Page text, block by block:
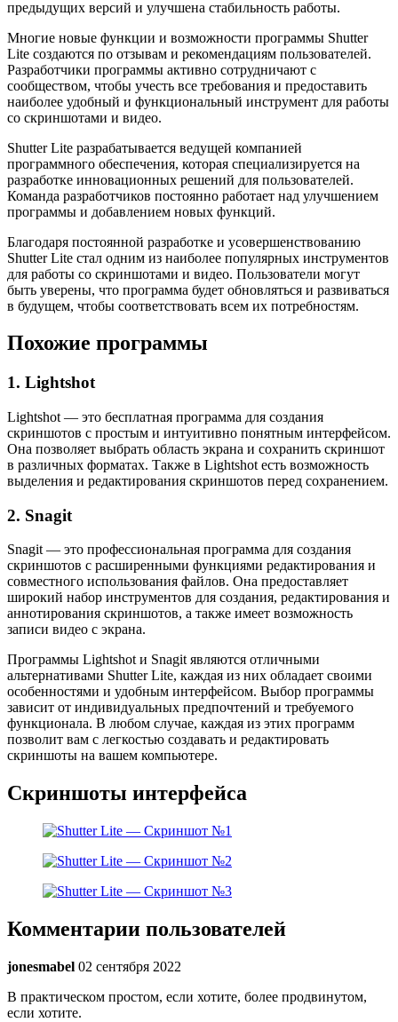
предыдущих версий и улучшена стабильность работы.
Многие новые функции и возможности программы Shutter
Lite создаются по отзывам и рекомендациям пользователей.
Разработчики программы активно сотрудничают с
сообществом, чтобы учесть все требования и предоставить
наиболее удобный и функциональный инструмент для работы
со скриншотами и видео.
Shutter Lite разрабатывается ведущей компанией
программного обеспечения, которая специализируется на
разработке инновационных решений для пользователей.
Команда разработчиков постоянно работает над улучшением
программы и добавлением новых функций.
Благодаря постоянной разработке и усовершенствованию
Shutter Lite стал одним из наиболее популярных инструментов
для работы со скриншотами и видео. Пользователи могут
быть уверены, что программа будет обновляться и развиваться
в будущем, чтобы соответствовать всем их потребностям.
Похожие программы
1. Lightshot
Lightshot — это бесплатная программа для создания
скриншотов с простым и интуитивно понятным интерфейсом.
Она позволяет выбрать область экрана и сохранить скриншот
в различных форматах. Также в Lightshot есть возможность
выделения и редактирования скриншотов перед сохранением.
2. Snagit
Snagit — это профессиональная программа для создания
скриншотов с расширенными функциями редактирования и
совместного использования файлов. Она предоставляет
широкий набор инструментов для создания, редактирования и
аннотирования скриншотов, а также имеет возможность
записи видео с экрана.
Программы Lightshot и Snagit являются отличными
альтернативами Shutter Lite, каждая из них обладает своими
особенностями и удобным интерфейсом. Выбор программы
зависит от индивидуальных предпочтений и требуемого
функционала. В любом случае, каждая из этих программ
позволит вам с легкостью создавать и редактировать
скриншоты на вашем компьютере.
Скриншоты интерфейса
Комментарии пользователей
jonesmabel 02 сентября 2022
В практическом простом, если хотите, более продвинутом,
если хотите.